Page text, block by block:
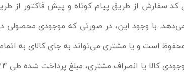
از طریق پیام کوتاه و پیش فاکتور از
با وجود این، در صورتی که موجودی محصولی
است و یا مشتری می‏‌تواند به جای کالای به
پرداخت شده طی 24 الی 48 ساعت کاری به حساب مشتری واریز خواهد شد.